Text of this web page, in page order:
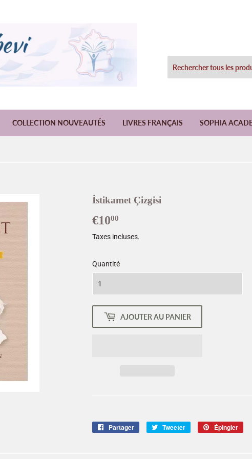
COLLECTION NOUVEAUTÉS LIVRES FRANÇAIS SOPHIA
İstikamet Çizgisi
€1000
Taxes incluses.
Quantité
AJOUTER AU PANIER
Partager
PartagerTweeter
Tweeter
Épingler